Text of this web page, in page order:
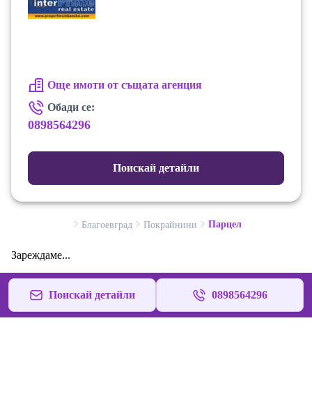
Още имоти от същата агенция
Обади се:
0898564296
Поискай детайли
Благоевград Покрайнини Парцел
Зареждаме...
Поискай детайли 0898564296